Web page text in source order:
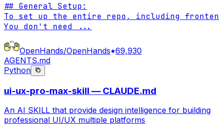
## General Setup:
To set up the entire repo, including
You don't need
...
OpenHands/OpenHands 69,930
AGENTS.md
Python
ui-ux-pro-max-skill — CLAUDE.md
An AI SKILL that provide design intelligence for building
professional UI/UX multiple platforms